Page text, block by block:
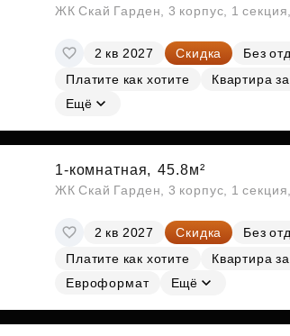
ЖК Скай Гарден, 3 корпус, 1
2 кв 2027 Скидка
Без
Платите как хотите
Квартира
Ещё
1-комнатная, 45.8м²
ЖК Скай Гарден, 3 корпус, 1
2 кв 2027 Скидка
Без
Платите как хотите
Квартира
Евроформат
Ещё